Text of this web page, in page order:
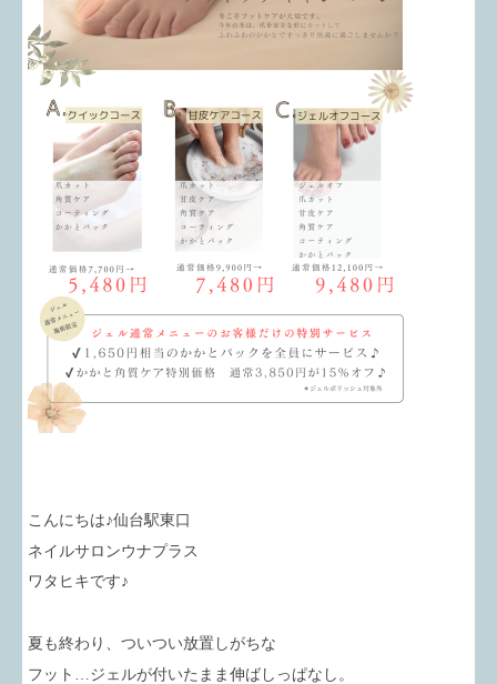
こんにちは♪仙台駅東口
ネイルサロンウナプラス
ワタヒキです♪
夏も終わり、ついつい放置しがちな
フット…ジェルが付いたまま伸ばしっぱなし。